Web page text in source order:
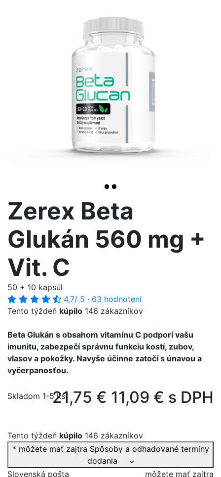
Zerex Beta
Glukán 560 mg +
Vit. C
50 + 10 kapsúl
4,7/ 5 · 63 hodnotení
Tento týždeň kúpilo 146 zákazníkov
Beta Glukán s obsahom vitamínu C podporí vašu
imunitu, zabezpečí správnu funkciu kostí, zubov,
vlasov a pokožky. Navyše účinne zatočí s únavou a
vyčerpanosťou.
Skladom 1-5 ks21,75 € 11,09 € s DPH
Tento týždeň kúpilo 146 zákazníkov
* môžete mať zajtra Spôsoby a odhadované termíny
dodania
Slovenská pošta
môžete mať zajtra